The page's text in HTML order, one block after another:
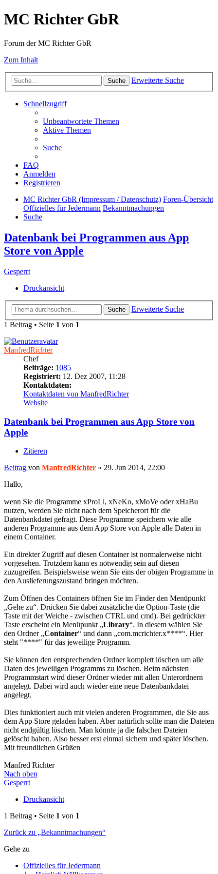
MC Richter GbR
Forum der MC Richter GbR
Zum Inhalt
Suche Erweiterte Suche
Schnellzugriff
Unbeantwortete Themen
Aktive Themen
Suche
FAQ
Anmelden
Registrieren
MC Richter GbR (Impressum / Datenschutz) Foren-Übersicht
Offizielles für Jedermann Bekanntmachungen
Suche
Datenbank bei Programmen aus App
Store von Apple
Gesperrt
Druckansicht
Suche
Erweiterte Suche
1 Beitrag • Seite 1 von 1
ManfredRichter
Chef
Beiträge: 1085
Registriert: 12. Dez 2007, 11:28
Kontaktdaten:
Kontaktdaten von ManfredRichter
Website
Datenbank bei Programmen aus App Store von
Apple
Zitieren
Beitrag von ManfredRichter » 29. Jun 2014, 22:00
Hallo,
wenn Sie die Programme xProLi, xNeKo, xMoVe oder xHaBu
nutzen, werden Sie nicht nach dem Speicherort für die
Datenbankdatei gefragt. Diese Programme speichern wie alle
anderen Programme aus dem App Store von Apple alle Daten in
einem Container.
Ein direkter Zugriff auf diesen Container ist normalerweise nicht
vorgesehen. Trotzdem kann es notwendig sein auf diesen
zuzugreifen. Beispielsweise wenn Sie eins der obigen Programme in
den Auslieferungszustand bringen möchten.
Zum Öffnen des Containers öffnen Sie im Finder den Menüpunkt
„Gehe zu“. Drücken Sie dabei zusätzliche die Option-Taste (die
Taste mit der Weiche - zwischen CTRL und cmd). Bei gedrückter
Taste erscheint ein Menüpunkt „Library“. In diesem wählen Sie
den Ordner „Container“ und dann „com.mcrichter.x****“. Hier
steht "****" für das jeweilige Programm.
Sie können den entsprechenden Ordner komplett löschen um alle
Daten des jeweiligen Programms zu löschen. Beim nächsten
Programmstart wird dieser Ordner wieder mit allen Unterordnern
angelegt. Dabei wird auch wieder eine neue Datenbankdatei
angelegt.
Dies funktioniert auch mit vielen anderen Programmen, die Sie aus
dem App Store geladen haben. Aber natürlich sollte man die Dateien
nicht endgültig löschen. Man könnte ja die falschen Dateien
gelöscht haben. Also besser erst einmal sichern und später löschen.
Mit freundlichen Grüßen
Manfred Richter
Nach oben
Gesperrt
Druckansicht
1 Beitrag • Seite 1 von 1
Zurück zu „Bekanntmachungen“
Gehe zu
Offizielles für Jedermann